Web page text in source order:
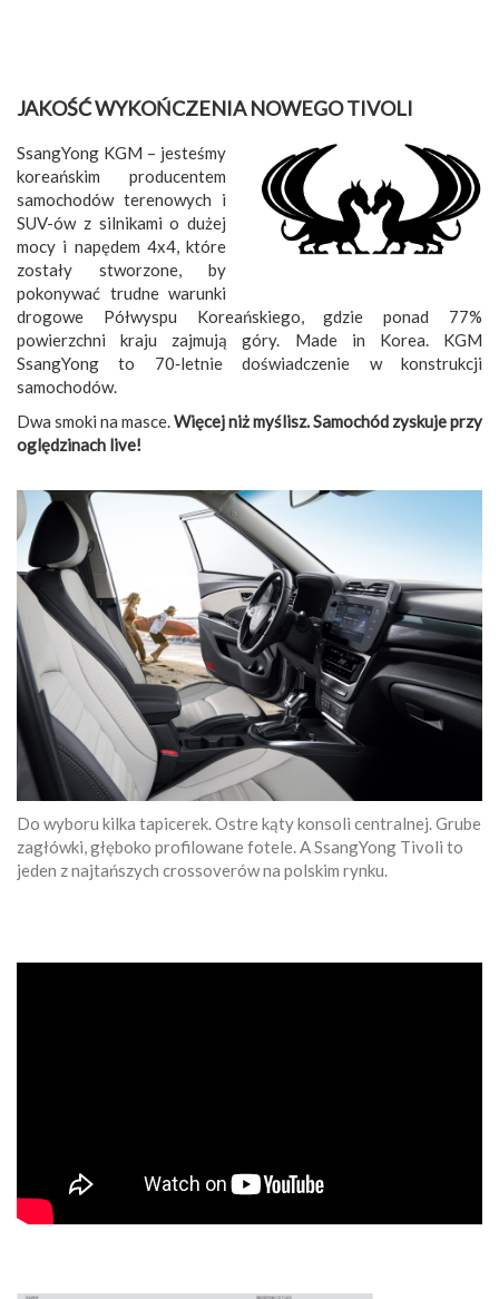
JAKOŚĆ WYKOŃCZENIA NOWEGO TIVOLI
SsangYong KGM – jesteśmy
koreańskim producentem
samochodów terenowych i
SUV-ów z silnikami o dużej
mocy i napędem 4x4, które
zostały stworzone, by
pokonywać trudne warunki
drogowe Półwyspu Koreańskiego, gdzie ponad 77%
powierzchni kraju zajmują góry. Made in Korea. KGM
SsangYong to 70‑letnie doświadczenie w konstrukcji
samochodów.
Dwa smoki na masce.Więcej niż myślisz. Samochód zyskuje przy
oględzinach live!
Do wyboru kilka tapicerek. Ostre kąty konsoli centralnej. Grube
zagłówki, głęboko profilowane fotele. A SsangYong Tivoli to
jeden z najtańszych crossoverów na polskim rynku.